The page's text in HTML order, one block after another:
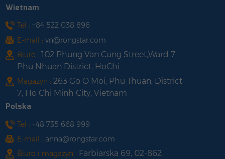
wiatrem;5. Niewiele
łatwych w instalacji;6.
potrzebami.
Wietnam
Tel : +84 522 038 896
E-mail : vn@rongstar.com
Biuro : 102 Phung Van Cung Street,Ward 7,
Phu Nhuan District, HoChi
Magazyn : 263 Go O Moi, Phu Thuan, District
7, Ho Chi Minh City, Vietnam
Polska
Tel : +48 735 668 999
E-mail : anna@rongstar.com
Biuro i magazyn : Farbiarska 69, 02-862